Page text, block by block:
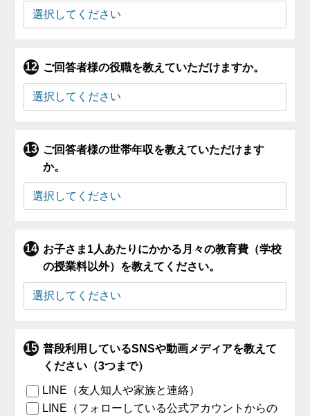
ご回答者様の役職を教えていただけますか。
ご回答者様の世帯年収を教えていただけます
か。
お子さま1人あたりにかかる月々の教育費（学校
の授業料以外）を教えてください。
普段利用しているSNSや動画メディアを教えて
ください（3つまで）
LINE（友人知人や家族と連絡）
LINE（フォローしている公式アカウントからの